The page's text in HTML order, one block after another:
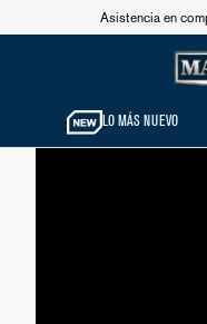
Asistencia en
LO MÁS NUEVO